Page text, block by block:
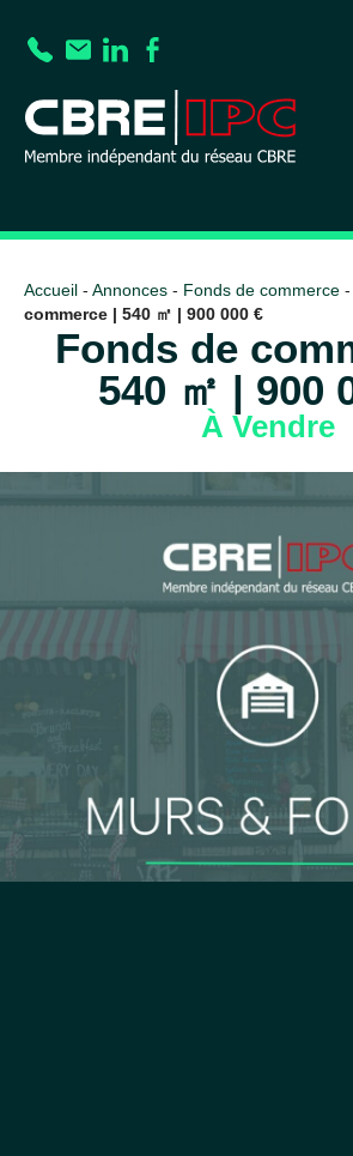
Accueil - Annonces - Fonds de commerce -
commerce | 540 ㎡ | 900 000 €
Fonds de
540 ㎡ | 900
À Vendre